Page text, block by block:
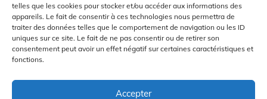
telles que les cookies pour stocker et/ou accéder aux informations des
appareils. Le fait de consentir à ces technologies nous permettra de
traiter des données telles que le comportement de navigation ou les ID
uniques sur ce site. Le fait de ne pas consentir ou de retirer son
consentement peut avoir un effet négatif sur certaines caractéristiques et
fonctions.
Accepter
À PROPOS DE NOUS
AVIS DE NON-RESPONSABILITÉ